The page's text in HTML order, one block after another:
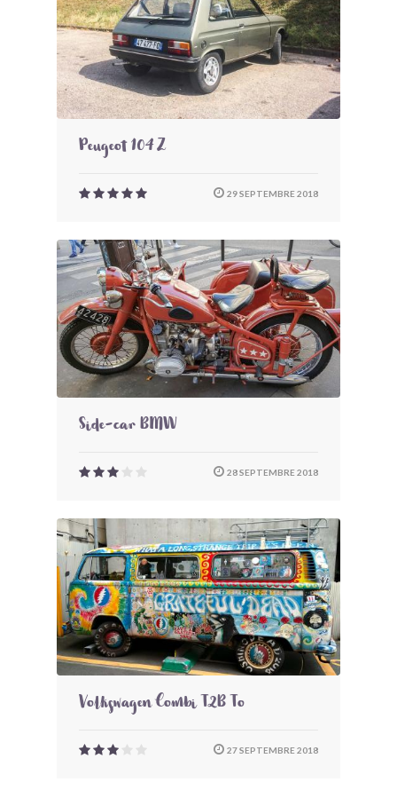
Peugeot 104 Z
29 SEPTEMBRE 2018
Side-car BMW
28 SEPTEMBRE 2018
Volkswagen Combi T2B To
27 SEPTEMBRE 2018